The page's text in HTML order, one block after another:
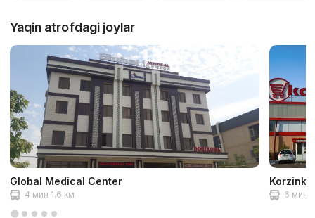
Yaqin atrofdagi joylar
Global Medical Center
4 мин 1.6 км
Korzinka
6 мин